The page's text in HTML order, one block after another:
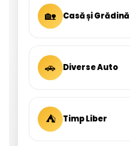
🏡 Casă și Grădină
🚗 Diverse Auto
⛺ Timp Liber